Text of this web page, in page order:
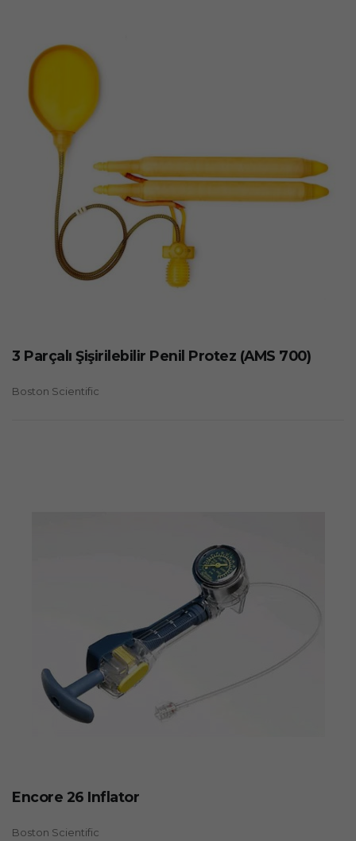
3 Parçalı Şişirilebilir Penil Protez (AMS 700)
Boston Scientific
Encore 26 Inflator
Boston Scientific